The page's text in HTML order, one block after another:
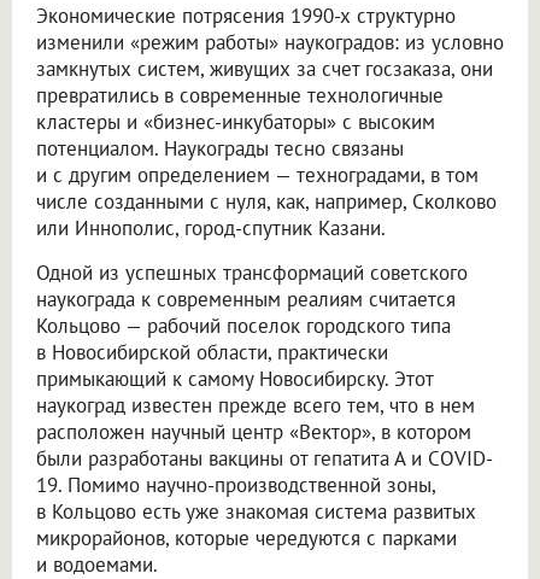
Экономические потрясения 1990-х структурно
изменили «режим работы» наукоградов: из условно
замкнутых систем, живущих за счет госзаказа, они
превратились в современные технологичные
кластеры и «бизнес-инкубаторы» с высоким
потенциалом. Наукограды тесно связаны
и с другим определением — техноградами, в том
числе созданными с нуля, как, например, Сколково
или Иннополис, город-спутник Казани.
Одной из успешных трансформаций советского
наукограда к современным реалиям считается
Кольцово — рабочий поселок городского типа
в Новосибирской области, практически
примыкающий к самому Новосибирску. Этот
наукоград известен прежде всего тем, что в нем
расположен научный центр «Вектор», в котором
были разработаны вакцины от гепатита А и COVID-
19. Помимо научно-производственной зоны,
в Кольцово есть уже знакомая система развитых
микрорайонов, которые чередуются с парками
и водоемами.